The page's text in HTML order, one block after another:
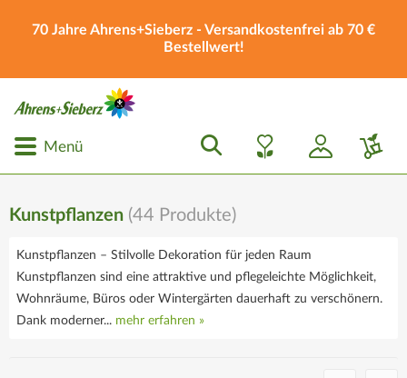
70 Jahre Ahrens+Sieberz - Versandkostenfrei ab 70 €
Bestellwert!
Menü
Kunstpflanzen (44 Produkte)
Kunstpflanzen – Stilvolle Dekoration für jeden Raum
Kunstpflanzen sind eine attraktive und pflegeleichte Möglichkeit,
Wohnräume, Büros oder Wintergärten dauerhaft zu verschönern.
Dank moderner... mehr erfahren »